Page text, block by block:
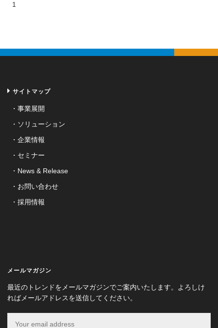
1
サイトマップ
事業展開
ソリューション
企業情報
セミナー
News & Release
お問い合わせ
採用情報
メールマガジン
最近のトレンドをメールマガジンでご案内いたします。よろしけ
ればメールアドレスを送信してください。